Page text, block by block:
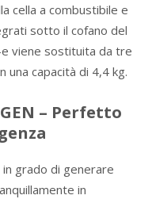
cella a combustibile e
sotto il cofano del
viene sostituita da tre
una capacità di 4,4 kg.
– Perfetto
in grado di generare
in